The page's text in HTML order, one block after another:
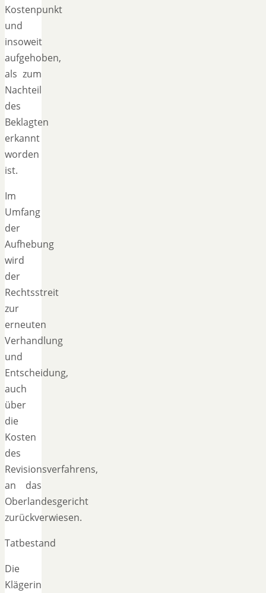
Kostenpunkt
und
insoweit
aufgehoben,
als zum
Nachteil
des
Beklagten
erkannt
worden
ist.
Im
Umfang
der
Aufhebung
wird
der
Rechtsstreit
zur
erneuten
Verhandlung
und
Entscheidung,
auch
über
die
Kosten
des
Revisionsverfahrens,
an das
Oberlandesgericht
zurückverwiesen.
Tatbestand
Die
Klägerin